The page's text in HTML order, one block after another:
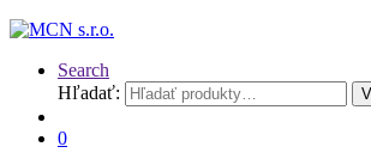
Search
Hľadať:
0